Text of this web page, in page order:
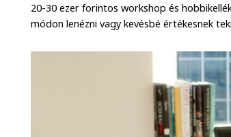
20-30 ezer forintos workshop és
módon lenézni vagy kevésbé értékesnek